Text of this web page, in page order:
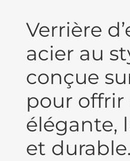
Verrière
acier au
conçue
pour
élégante,
et durable.